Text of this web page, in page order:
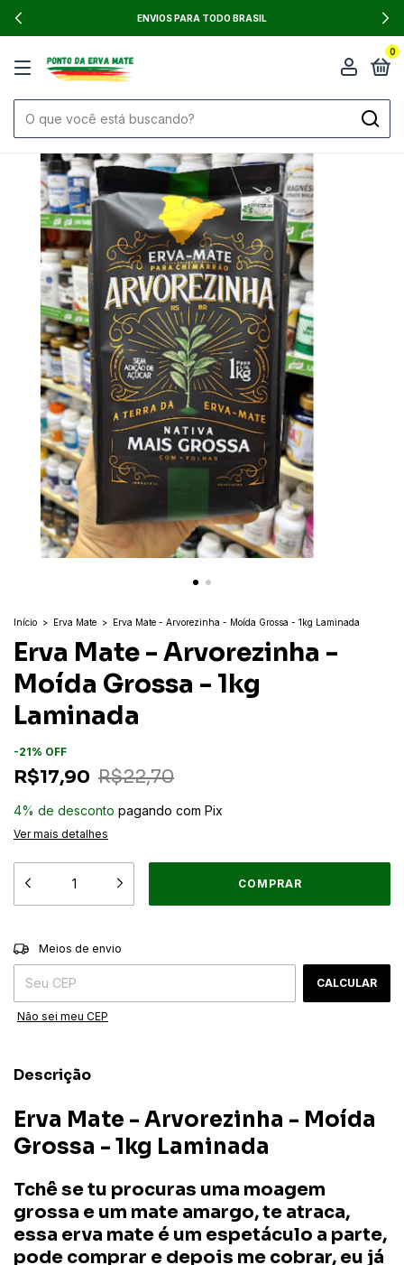
PAGAMENTO FACILITADO, PIX - BOLETO -
0
Início > Erva Mate > Erva Mate - Arvorezinha - Moída Grossa - 1kg Laminada
Erva Mate - Arvorezinha -
Moída Grossa - 1kg
Laminada
-21% OFF
R$17,90 R$22,70
4% de desconto pagando com Pix
Ver mais detalhes
Entregas para o CEP:
Meios de envio
CALCULAR
Não sei meu CEP
Descrição
Erva Mate - Arvorezinha - Moída
Grossa - 1kg Laminada
Tchê se tu procuras uma moagem
grossa e um mate amargo, te atraca,
essa erva mate é um espetáculo a parte,
pode comprar e depois me cobrar, eu já